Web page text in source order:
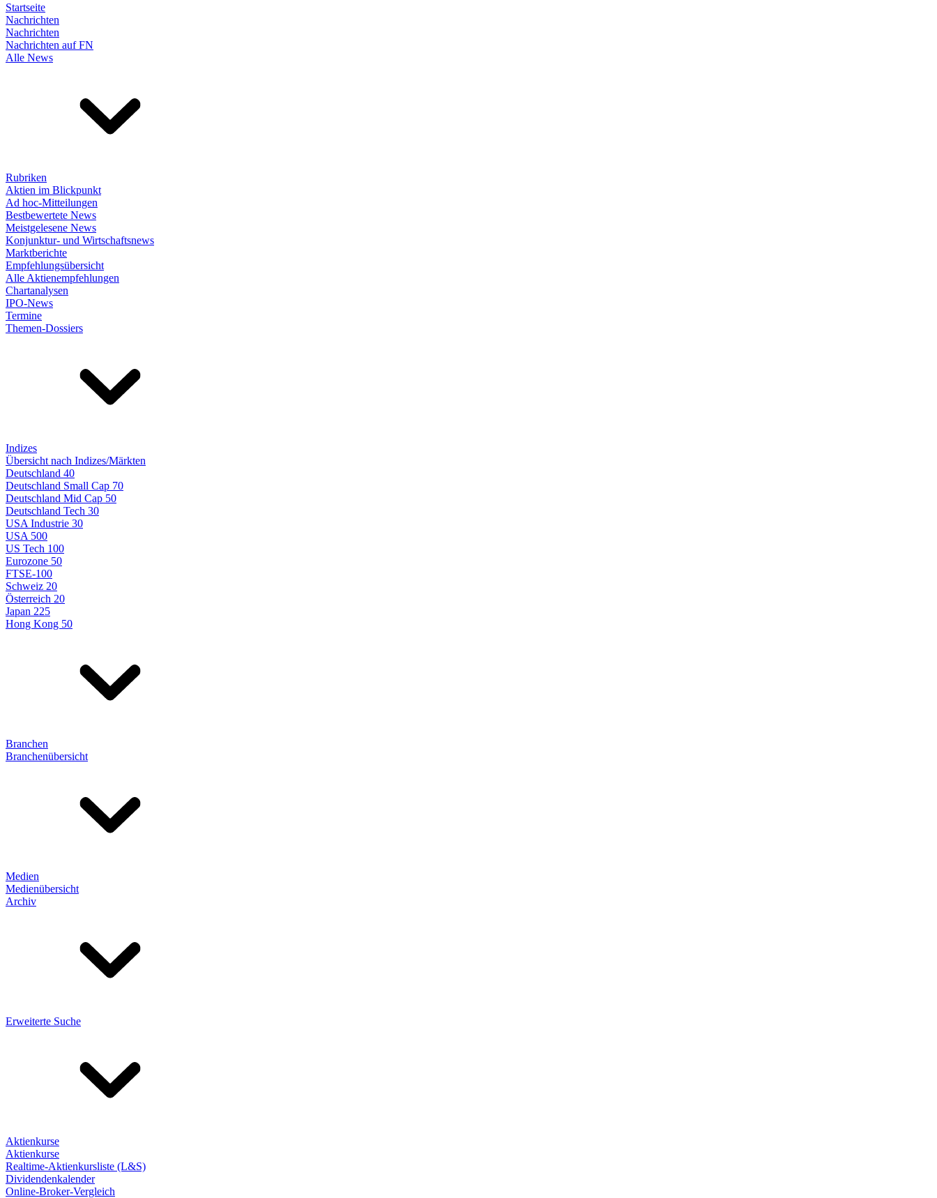
Startseite
Nachrichten
Nachrichten
Nachrichten auf FN
Alle News
Rubriken
Aktien im Blickpunkt
Ad hoc-Mitteilungen
Bestbewertete News
Meistgelesene News
Konjunktur- und Wirtschaftsnews
Marktberichte
Empfehlungsübersicht
Alle Aktienempfehlungen
Chartanalysen
IPO-News
Termine
Themen-Dossiers
Indizes
Übersicht nach Indizes/Märkten
Deutschland 40
Deutschland Small Cap 70
Deutschland Mid Cap 50
Deutschland Tech 30
USA Industrie 30
USA 500
US Tech 100
Eurozone 50
FTSE-100
Schweiz 20
Österreich 20
Japan 225
Hong Kong 50
Branchen
Branchenübersicht
Medien
Medienübersicht
Archiv
Erweiterte Suche
Aktienkurse
Aktienkurse
Realtime-Aktienkursliste (L&S)
Dividendenkalender
Online-Broker-Vergleich